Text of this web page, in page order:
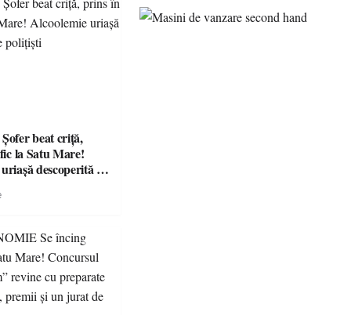
beat criță,
la Satu Mare!
descoperită de